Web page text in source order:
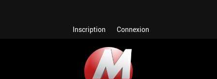
Inscription Connexion